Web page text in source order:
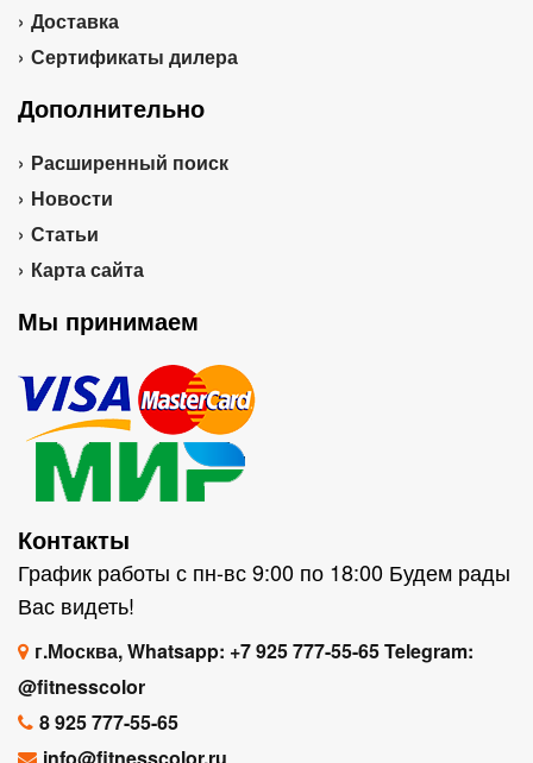
Доставка
Сертификаты дилера
Дополнительно
Расширенный поиск
Новости
Статьи
Карта сайта
Мы принимаем
Контакты
График работы с пн-вс 9:00 по 18:00 Будем рады
Вас видеть!
г.Москва, Whatsapp: +7 925 777-55-65 Telegram:
@fitnesscolor
8 925 777-55-65